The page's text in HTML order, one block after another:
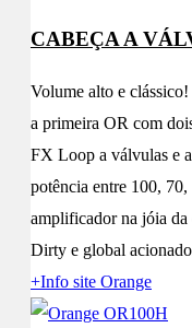
CABEÇA A
Volume alto e
a primeira OR com
FX Loop a válvulas e
potência entre 100,
amplificador na jóia da
Dirty e global
+Info site Orange